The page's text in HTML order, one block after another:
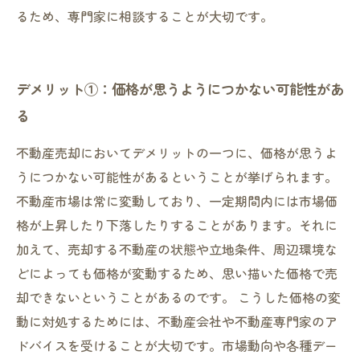
るため、専門家に相談することが大切です。
デメリット①：価格が思うようにつかない可能性があ
る
不動産売却においてデメリットの一つに、価格が思うよ
うにつかない可能性があるということが挙げられます。
不動産市場は常に変動しており、一定期間内には市場価
格が上昇したり下落したりすることがあります。それに
加えて、売却する不動産の状態や立地条件、周辺環境な
どによっても価格が変動するため、思い描いた価格で売
却できないということがあるのです。 こうした価格の変
動に対処するためには、不動産会社や不動産専門家のア
ドバイスを受けることが大切です。市場動向や各種デー